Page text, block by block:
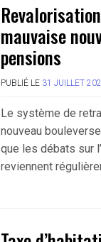
mauvaise
pensions
PUBLIÉ LE 31 JUILLET
Le système de
nouveau
que les débats sur
reviennent